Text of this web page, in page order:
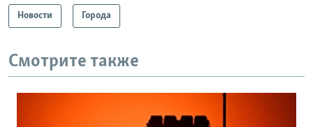
Новости Города
Смотрите также